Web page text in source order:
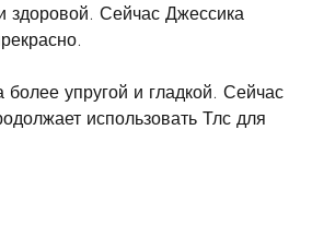
здоровой. Сейчас Джессика
упругой и гладкой. Сейчас
использовать Тлс для